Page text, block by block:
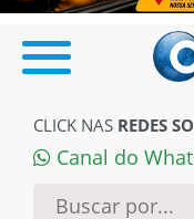
CLICK NAS REDES
Canal do